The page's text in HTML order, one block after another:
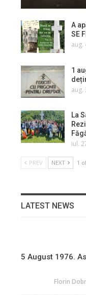
A
SE
aug.
1
aug.
La
iul.
PREV NEXT 1
LATEST NEWS
5 August 1976.
Florin